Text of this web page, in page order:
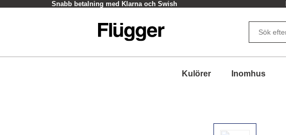
Snabb betalning med Klarna och Swish
Kulörer Inomhus